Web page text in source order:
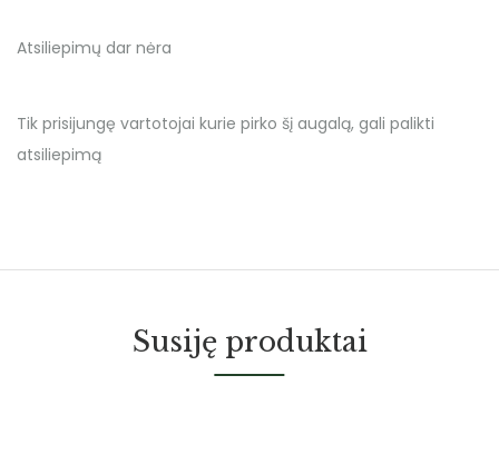
Atsiliepimų dar nėra
Tik prisijungę vartotojai kurie pirko šį augalą, gali palikti
atsiliepimą
Susiję produktai